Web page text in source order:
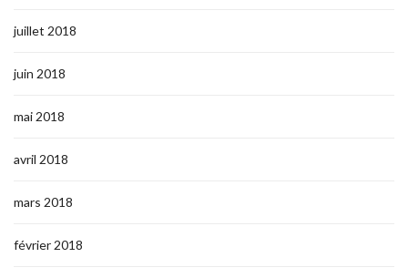
juillet 2018
juin 2018
mai 2018
avril 2018
mars 2018
février 2018